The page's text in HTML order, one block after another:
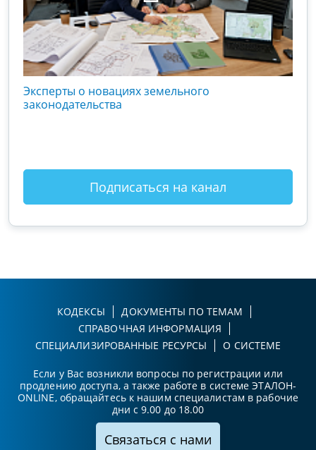
Эксперты о новациях земельного
законодательства
Подписаться на канал
КОДЕКСЫ
ДОКУМЕНТЫ ПО ТЕМАМ
СПРАВОЧНАЯ ИНФОРМАЦИЯ
СПЕЦИАЛИЗИРОВАННЫЕ РЕСУРСЫ
О СИСТЕМЕ
Если у Вас возникли вопросы по регистрации или
продлению доступа, а также работе в системе ЭТАЛОН-
ONLINE, обращайтесь к нашим специалистам в рабочие
дни с 9.00 до 18.00
Связаться с нами